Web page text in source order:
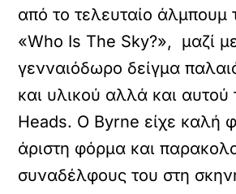
από το τελευταίο άλμπουμ
«Who Is The Sky?», μαζί
γενναιόδωρο δείγμα
και υλικού αλλά και
Heads. Ο Byrne είχε καλή
άριστη φόρμα και
συναδέλφους του στη